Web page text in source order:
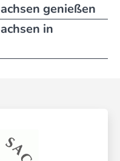
genießen
in